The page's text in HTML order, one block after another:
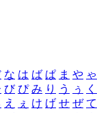
な は ば ぱ ま や ゃ
び ぴ み り う ぅ く
え ぇ け げ せ ぜ て